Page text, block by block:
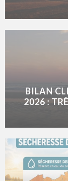
BILAN
2026 :